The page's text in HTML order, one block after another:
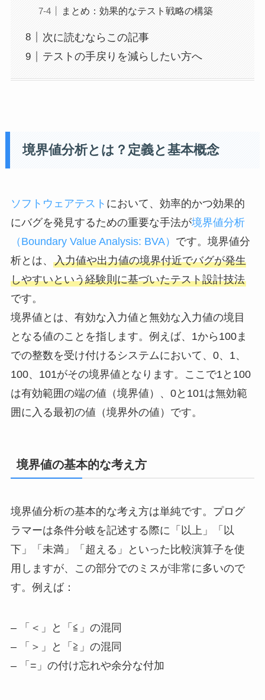
まとめ：効果的なテスト戦略の構築
次に読むならこの記事
テストの手戻りを減らしたい方へ
境界値分析とは？定義と基本概念
ソフトウェアテスト において、効率的かつ効果的
にバグを発見するための重要な手法が境界値分析
（Boundary Value Analysis: BVA） です。境界値分
析とは、 入力値や出力値の境界付近でバグが発生
しやすいという経験則に基づいたテスト設計技法
です。
境界値とは、有効な入力値と無効な入力値の境目
となる値のことを指します。例えば、1から100ま
での整数を受け付けるシステムにおいて、0、1、
100、101がその境界値となります。ここで1と100
は有効範囲の端の値（境界値）、0と101は無効範
囲に入る最初の値（境界外の値）です。
境界値の基本的な考え方
境界値分析の基本的な考え方は単純です。プログ
ラマーは条件分岐を記述する際に「以上」「以
下」「未満」「超える」といった比較演算子を使
用しますが、この部分でのミスが非常に多いので
す。例えば：
– 「＜」と「≦」の混同
– 「＞」と「≧」の混同
– 「=」の付け忘れや余分な付加